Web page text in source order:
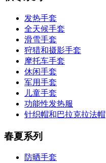
发热手套
全天候手套
滑雪手套
狩猎和摄影手套
摩托车手套
休闲手套
军用手套
儿童手套
功能性发热服
针织帽和巴拉克拉法帽
春夏系列
防晒手套